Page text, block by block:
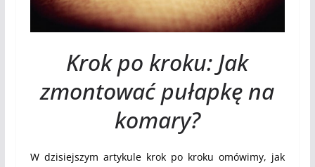
Krok po kroku: Jak
zmontować pułapkę na
komary?
W dzisiejszym artykule krok po kroku omówimy, jak